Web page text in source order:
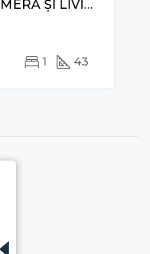
VÂNZAREAPARTAMENT CU O CAMERĂ ȘI LIVING, STR. NICOLAE DIMO, DURLEȘTI
1 43